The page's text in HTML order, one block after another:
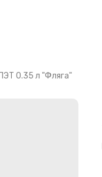
0.35 л "Фляга"